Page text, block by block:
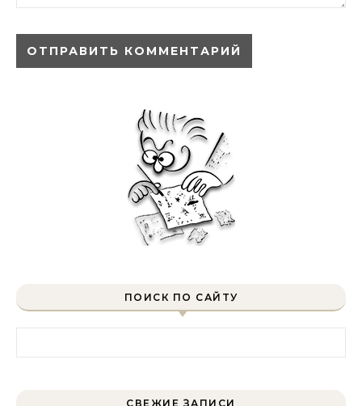
ПОИСК ПО САЙТУ
СВЕЖИЕ ЗАПИСИ